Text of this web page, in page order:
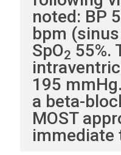
noted: BP
bpm
SpO2 55%.
195
a beta-
MOST
immediate